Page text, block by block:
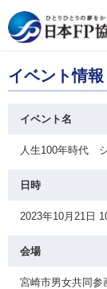
イベント情報
イベント名
人生100年時代
日時
2023年10月21日
会場
宮崎市男女共同参